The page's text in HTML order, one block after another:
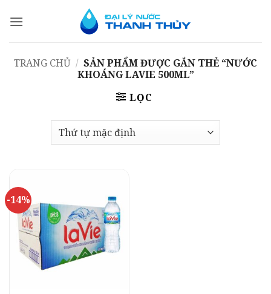
qua
TRANG CHỦ / SẢN PHẨM ĐƯỢC GẮN THẺ “NƯỚC
KHOÁNG LAVIE 500ML”
LỌC
-14%